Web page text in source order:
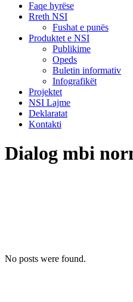
Faqe hyrëse
Rreth NSI
Fushat e punës
Produktet e NSI
Publikime
Opeds
Buletin informativ
Infografikët
Projektet
NSI Lajme
Deklaratat
Kontakti
Dialog mbi
No posts were found.